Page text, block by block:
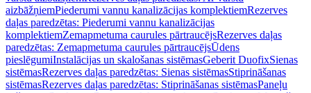
aizbāžņiemPiederumi vannu kanalizācijas komplektiemRezerves
daļas paredzētas: Piederumi vannu kanalizācijas
komplektiemZemapmetuma caurules pārtraucējsRezerves daļas
paredzētas: Zemapmetuma caurules pārtraucējsŪdens
pieslēgumiInstalācijas un skalošanas sistēmasGeberit DuofixSienas
sistēmasRezerves daļas paredzētas: Sienas sistēmasStiprināšanas
sistēmasRezerves daļas paredzētas: Stiprināšanas sistēmasPaneļu